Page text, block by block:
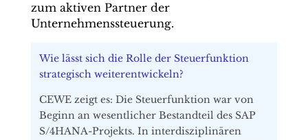
zum aktiven Partner der
Unternehmenssteuerung.
Wie lässt sich die Rolle der Steuerfunktion
strategisch weiterentwickeln?
CEWE zeigt es: Die Steuerfunktion war von
Beginn an wesentlicher Bestandteil des SAP
S/4HANA-Projekts. In interdisziplinären